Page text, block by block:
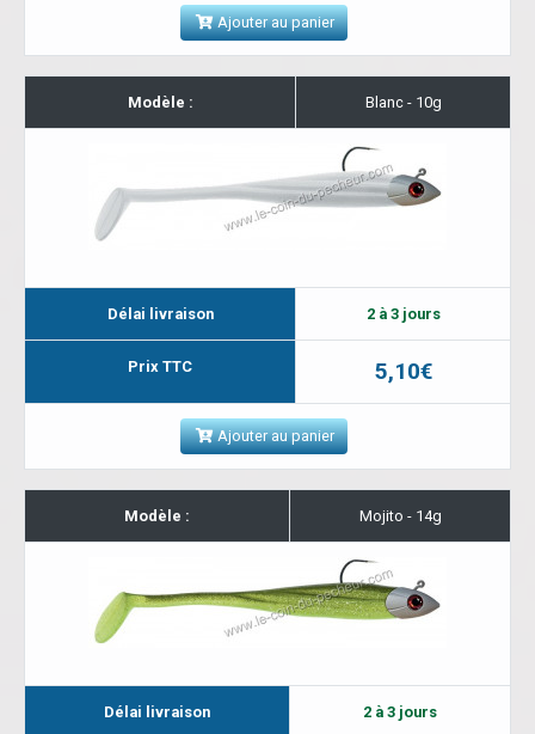
Ajouter au panier
Modèle : Blanc - 10g
Délai livraison 2 à 3 jours
Prix TTC 5,10€
Ajouter au panier
Modèle : Mojito - 14g
Délai livraison 2 à 3 jours